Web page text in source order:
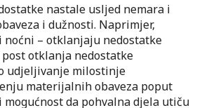
nastale usljed nemara i
i dužnosti. Naprimjer,
– otklanjaju nedostatke
otklanja nedostatke
udjeljivanje milostinje
materijalnih obaveza poput
da pohvalna djela utiču